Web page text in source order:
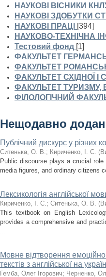
НАУКОВІ ВІСНИКИ
НАУКОВІ ЗДОБУТКИ
НАУКОВІ ПРАЦІ [394]
НАУКОВО-ТЕХНІЧНА
Тестовий фонд [1]
ФАКУЛЬТЕТ
ФАКУЛЬТЕТ
ФАКУЛЬТЕТ СХІДНОЇ І
ФАКУЛЬТЕТ ТУРИЗМУ,
ФІЛОЛОГІЧНИЙ
Нещодавно
Публічний дискурс у різних
Ситенька, О. В.; Кириченко, І. С. (
Public discourse plays a crucial
media figures, and ordinary citizens
Лексикологія англійської
Кириченко, І. С.; Ситенька, О. В. (
This textbook on English
provides a comprehensive and
...
Мовне відтворення
текстів з англійської на
Гемба, Олег Ігорович; Черненко,